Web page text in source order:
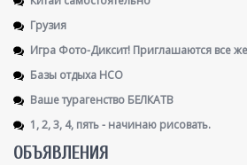
Грузия
Игра Фото-Диксит! Приглашаются все
Базы отдыха НСО
Ваше турагенство БЕЛКАТВ
1, 2, 3, 4, пять - начинаю рисовать.
ОБЪЯВЛЕНИЯ